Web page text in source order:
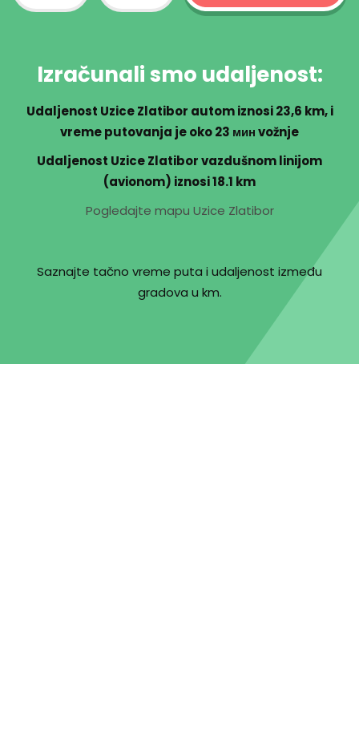
Izračunali smo udaljenost:
Udaljenost Uzice Zlatibor autom iznosi23,6 km, i
vreme putovanja je oko23 минvožnje
Udaljenost Uzice Zlatibor vazdušnom linijom
(avionom) iznosi 18.1 km
Pogledajte mapu Uzice Zlatibor
Saznajte tačno vreme puta i udaljenost između
gradova u km.